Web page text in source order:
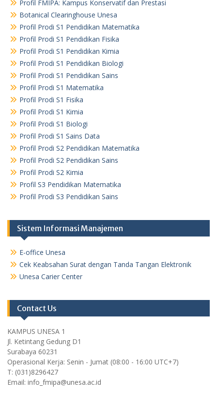
Profil FMIPA: Kampus Konservatif dan Prestasi
Botanical Clearinghouse Unesa
Profil Prodi S1 Pendidikan Matematika
Profil Prodi S1 Pendidikan Fisika
Profil Prodi S1 Pendidikan Kimia
Profil Prodi S1 Pendidikan Biologi
Profil Prodi S1 Pendidikan Sains
Profil Prodi S1 Matematika
Profil Prodi S1 Fisika
Profil Prodi S1 Kimia
Profil Prodi S1 Biologi
Profil Prodi S1 Sains Data
Profil Prodi S2 Pendidikan Matematika
Profil Prodi S2 Pendidikan Sains
Profil Prodi S2 Kimia
Profil S3 Pendidikan Matematika
Profil Prodi S3 Pendidikan Sains
Sistem Informasi Manajemen
E-office Unesa
Cek Keabsahan Surat dengan Tanda Tangan Elektronik
Unesa Carier Center
Contact Us
KAMPUS UNESA 1
Jl. Ketintang Gedung D1
Surabaya 60231
Operasional Kerja: Senin - Jumat (08:00 - 16:00 UTC+7)
T: (031)8296427
Email: info_fmipa@unesa.ac.id